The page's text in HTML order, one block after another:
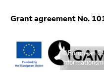
Grant agreement No.
©European